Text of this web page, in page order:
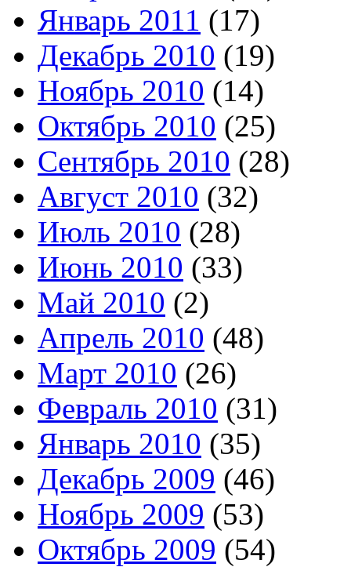
Январь 2011 (17)
Декабрь 2010 (19)
Ноябрь 2010 (14)
Октябрь 2010 (25)
Сентябрь 2010 (28)
Август 2010 (32)
Июль 2010 (28)
Июнь 2010 (33)
Май 2010 (2)
Апрель 2010 (48)
Март 2010 (26)
Февраль 2010 (31)
Январь 2010 (35)
Декабрь 2009 (46)
Ноябрь 2009 (53)
Октябрь 2009 (54)